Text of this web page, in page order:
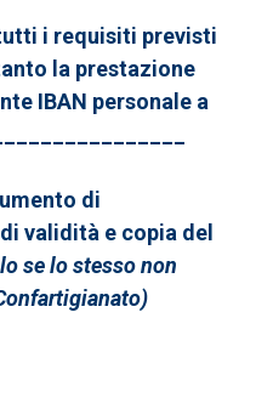
i requisiti previsti
la prestazione
IBAN personale a
di
validità e copia del
se lo stesso non